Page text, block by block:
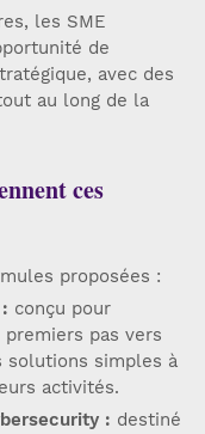
les SME
de
avec des
au long de la
ces
proposées :
conçu pour
premiers pas vers
solutions simples à
activités.
: destiné